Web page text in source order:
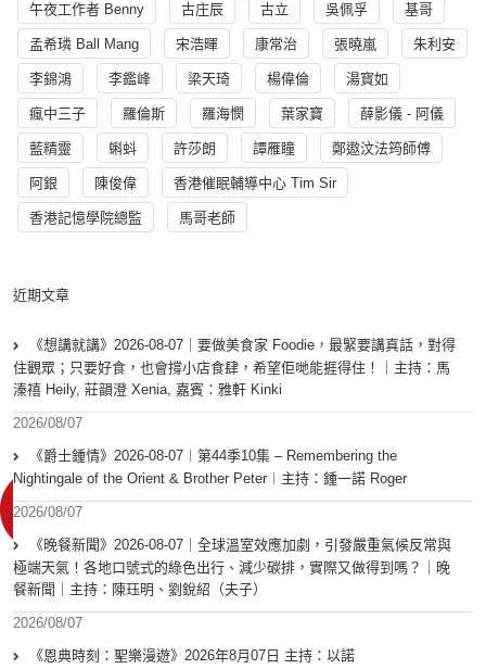
午夜工作者 Benny 古庄辰 古立 吳佩孚 基哥
孟希璘 Ball Mang 宋浩暉 康常治 張曉嵐 朱利安
李錦鴻 李鑑峰 梁天琦 楊偉倫 湯寳如
瘋中三子 羅倫斯 羅海憫 葉家寶 薛影儀 - 阿儀
藍精靈 蝌蚪 許莎朗 譚雁瞳 鄭遨汶法筠師傅
阿銀 陳俊偉 香港催眠輔導中心 Tim Sir
香港記憶學院總監 馬哥老師
近期文章
《想講就講》2026-08-07｜要做美食家 Foodie，最緊要講真話，對得
住觀眾；只要好食，也會撐小店食肆，希望佢哋能捱得住！｜主持：馬
溱禧 Heily, 莊韻澄 Xenia, 嘉賓：雅軒 Kinki
2026/08/07
《爵士鍾情》2026-08-07︱第44季10集 – Remembering the
Nightingale of the Orient & Brother Peter︱主持：鍾一諾 Roger
2026/08/07
《晚餐新聞》2026-08-07｜全球溫室效應加劇，引發嚴重氣候反常與
極端天氣！各地口號式的綠色出行、減少碳排，實際又做得到嗎？｜晚
餐新聞｜主持：陳珏明、劉銳紹（夫子）
2026/08/07
《恩典時刻：聖樂漫遊》2026年8月07日 主持：以諾